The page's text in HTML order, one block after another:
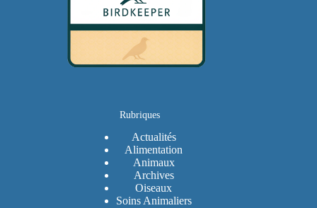
Rubriques
Actualités
Alimentation
Animaux
Archives
Oiseaux
Soins Animaliers